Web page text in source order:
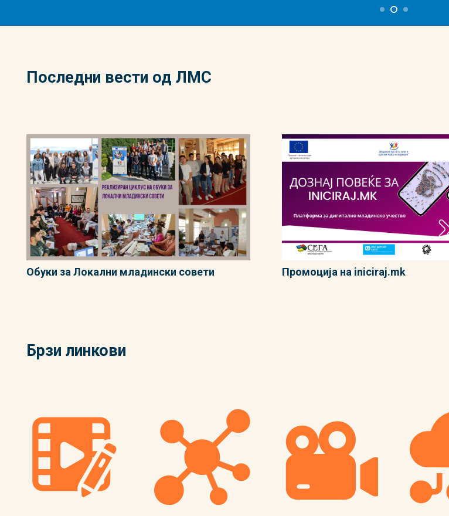
Последни вести од ЛМС
Обуки за Локални младински совети Промоција на iniciraj.mk
Брзи линкови